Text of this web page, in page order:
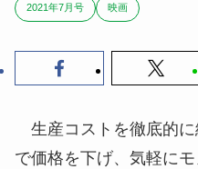
2021年7月号 映画
生産コストを徹底的に
で価格を下げ、気軽に